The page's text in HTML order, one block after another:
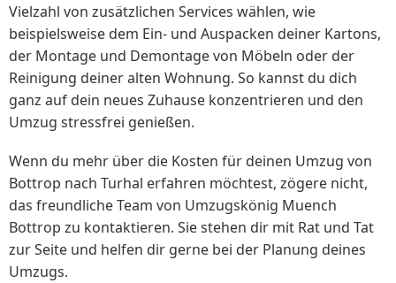
Vielzahl von zusätzlichen Services wählen, wie
beispielsweise dem Ein- und Auspacken deiner Kartons,
der Montage und Demontage von Möbeln oder der
Reinigung deiner alten Wohnung. So kannst du dich
ganz auf dein neues Zuhause konzentrieren und den
Umzug stressfrei genießen.
Wenn du mehr über die Kosten für deinen Umzug von
Bottrop nach Turhal erfahren möchtest, zögere nicht,
das freundliche Team von Umzugskönig Muench
Bottrop zu kontaktieren. Sie stehen dir mit Rat und Tat
zur Seite und helfen dir gerne bei der Planung deines
Umzugs.